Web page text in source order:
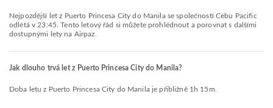
Nejpozdější let z Puerto Princesa City do Manila se společností Cebu Pacific
odlétá v 23:45. Tento letový řád si můžete prohlédnout a porovnat s dalšími
dostupnými lety na Airpaz.
Jak dlouho trvá let z Puerto Princesa City do Manila?
Doba letu z Puerto Princesa City do Manila je přibližně 1h 15m.